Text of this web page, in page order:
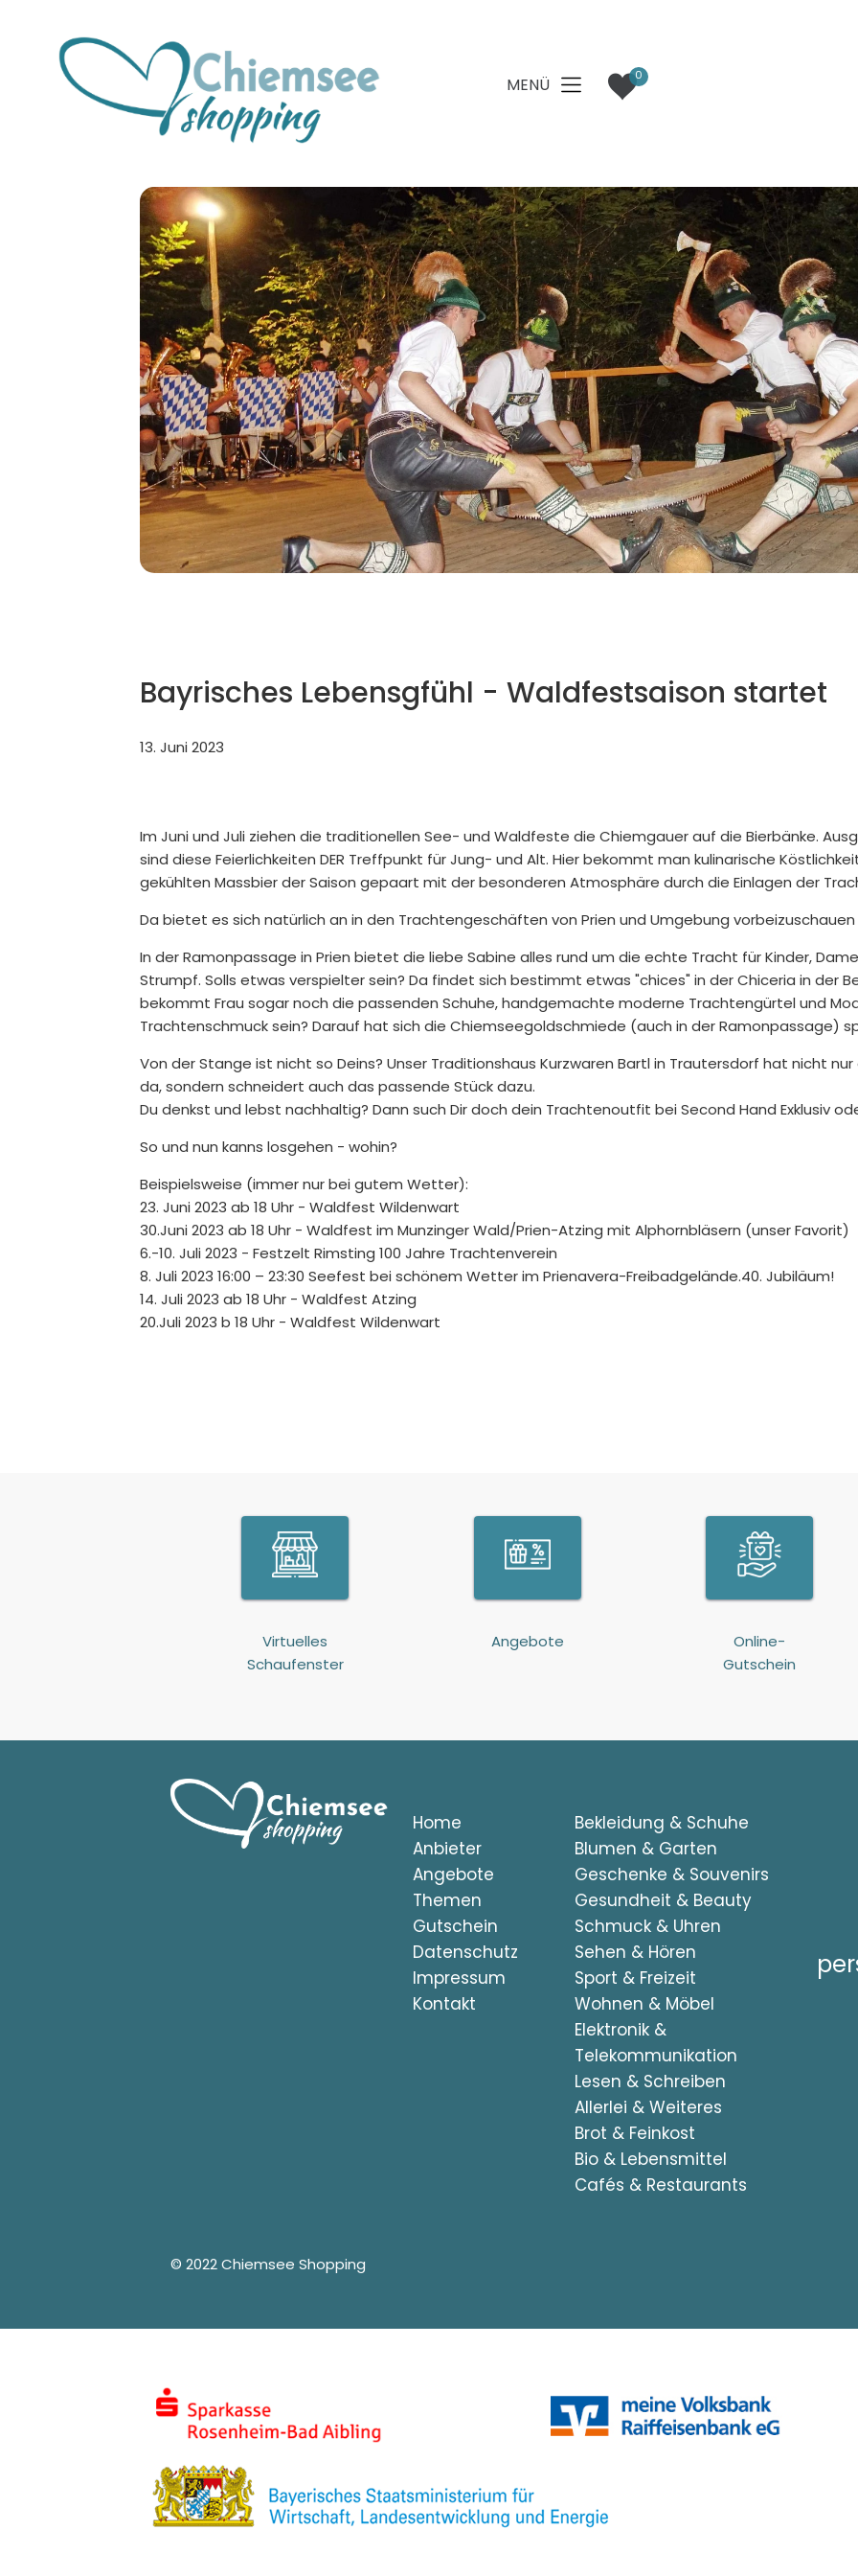
MENÜ 0
Bayrisches Lebensgfühl - Waldfestsaison startet
13. Juni 2023
Im Juni und Juli ziehen die traditionellen See- und Waldfeste die Chiemgauer auf die Bierbänke.
sind diese Feierlichkeiten DER Treffpunkt für Jung- und Alt. Hier bekommt man kulinarische
gekühlten Massbier der Saison gepaart mit der besonderen Atmosphäre durch die Einlagen der
Da bietet es sich natürlich an in den Trachtengeschäften von Prien und Umgebung
In der Ramonpassage in Prien bietet die liebe Sabine alles rund um die echte Tracht für Kinder,
Strumpf. Solls etwas verspielter sein? Da findet sich bestimmt etwas "chices" in der Chiceria in der
bekommt Frau sogar noch die passenden Schuhe, handgemachte moderne Trachtengürtel und
Trachtenschmuck sein? Darauf hat sich die Chiemseegoldschmiede (auch in der Ramonpassage)
Von der Stange ist nicht so Deins? Unser Traditionshaus Kurzwaren Bartl in Trautersdorf hat nicht
da, sondern schneidert auch das passende Stück dazu.
Du denkst und lebst nachhaltig? Dann such Dir doch dein Trachtenoutfit bei Second Hand Exklusiv
So und nun kanns losgehen - wohin?
Beispielsweise (immer nur bei gutem Wetter):
23. Juni 2023 ab 18 Uhr - Waldfest Wildenwart
30.Juni 2023 ab 18 Uhr - Waldfest im Munzinger Wald/Prien-Atzing mit Alphornbläsern (unser Favorit)
6.-10. Juli 2023 - Festzelt Rimsting 100 Jahre Trachtenverein
8. Juli 2023 16:00 – 23:30 Seefest bei schönem Wetter im Prienavera-Freibadgelände.40. Jubiläum!
14. Juli 2023 ab 18 Uhr - Waldfest Atzing
20.Juli 2023 b 18 Uhr - Waldfest Wildenwart
Virtuelles
Schaufenster
Angebote
Online-
Gutschein
Home
Anbieter
Angebote
Themen
Gutschein
Datenschutz
Impressum
Kontakt
Bekleidung & Schuhe
Blumen & Garten
Geschenke & Souvenirs
Gesundheit & Beauty
Schmuck & Uhren
Sehen & Hören
Sport & Freizeit
Wohnen & Möbel
Elektronik &
Telekommunikation
Lesen & Schreiben
Allerlei & Weiteres
Brot & Feinkost
Bio & Lebensmittel
Cafés & Restaurants
© 2022 Chiemsee Shopping